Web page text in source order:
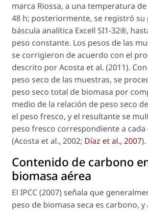
marca Riossa, a una temperatura
48 h; posteriormente, se registró su
báscula analítica Excell SI1-32®,
peso constante. Los pesos de las
se corrigieron de acuerdo con el
descrito por Acosta et al. (2011).
peso seco de las muestras, se
peso seco total de biomasa por
medio de la relación de peso seco
el peso fresco, y el resultante se
peso fresco correspondiente a
(Acosta et al., 2002; Díaz et al., 2007).
Contenido de carbono
biomasa aérea
El IPCC (2007) señala que
peso de biomasa seca es carbono,